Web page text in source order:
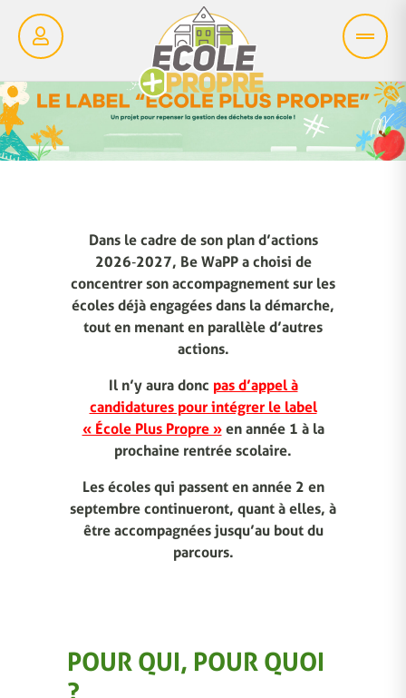
Dans le cadre de son plan d’actions
2026‑2027, Be WaPP a choisi de
concentrer son accompagnement sur les
écoles déjà engagées dans la démarche,
tout en menant en parallèle d’autres
actions.
Il n’y aura donc pas d’appel à
candidatures pour intégrer le label
« École Plus Propre »en année 1 à la
prochaine rentrée scolaire.
Les écoles qui passent en année 2 en
septembre continueront, quant à elles, à
être accompagnées jusqu’au bout du
parcours.
POUR QUI, POUR QUOI